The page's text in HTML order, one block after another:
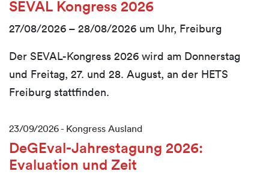
SEVAL Kongress 2026
27/08/2026 – 28/08/2026 um Ganztägig
Uhr, Freiburg
Der SEVAL-Kongress 2026 wird am Donnerstag
und Freitag, 27. und 28. August, an der HETS
Freiburg stattfinden.
23/09/2026 - Kongress Ausland
DeGEval-Jahrestagung 2026:
Evaluation und Zeit